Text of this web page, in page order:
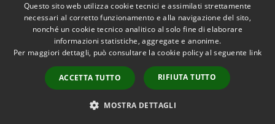
Accessibilità
Copyright © 2026 • Comune di
Limana • Powered by
Municipium•
Accesso
redazione
Questo sito web utilizza cookie tecnici e assimilati strettamente
necessari al corretto funzionamento e alla navigazione del sito,
nonché un cookie tecnico analitico al solo fine di elaborare
informazioni statistiche, aggregate e anonime.
Per maggiori dettagli, può consultare la cookie policy al seguente link
ACCETTA TUTTO RIFIUTA TUTTO
MOSTRA DETTAGLI